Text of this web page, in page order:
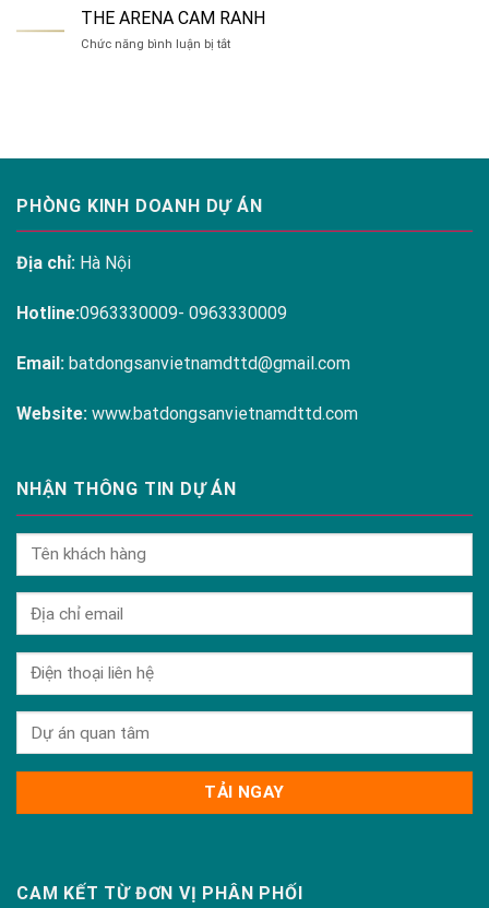
tại
Melody
NỘI
MELODY
RESIDENCES
THE ARENA CAM RANH
Chức năng bình luận bị tắtở
PHÒNG KINH DOANH DỰ ÁN
Địa chỉ: Hà Nội
Hotline:0963330009- 0963330009
Email: batdongsanvietnamdttd@gmail.com
Website: www.batdongsanvietnamdttd.com
NHẬN THÔNG TIN DỰ ÁN
CAM KẾT TỪ ĐƠN VỊ PHÂN PHỐI